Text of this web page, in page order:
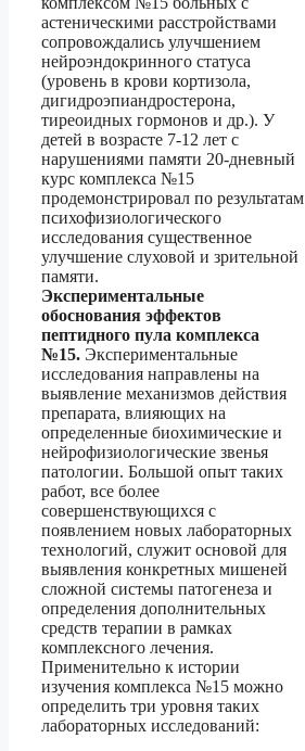
астеническими расстройствами
сопровождались улучшением
нейроэндокринного статуса
(уровень в крови кортизола,
дигидроэпиандростерона,
тиреоидных гормонов и др.). У
детей в возрасте 7-12 лет с
нарушениями памяти 20-дневный
курс комплекса №15
продемонстрировал по результатам
психофизиологического
исследования существенное
улучшение слуховой и зрительной
памяти.
Экспериментальные
обоснования эффектов
пептидного пула комплекса
№15. Экспериментальные
исследования направлены на
выявление механизмов действия
препарата, влияющих на
определенные биохимические и
нейрофизиологические звенья
патологии. Большой опыт таких
работ, все более
совершенствующихся с
появлением новых лабораторных
технологий, служит основой для
выявления конкретных мишеней
сложной системы патогенеза и
определения дополнительных
средств терапии в рамках
комплексного лечения.
Применительно к истории
изучения комплекса №15 можно
определить три уровня таких
лабораторных исследований: